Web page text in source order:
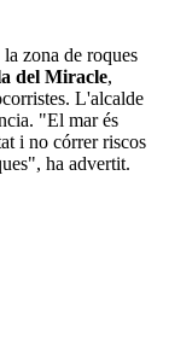
zona de roques
del Miracle,
L'alcalde
"El mar és
i no córrer riscos
ha advertit.